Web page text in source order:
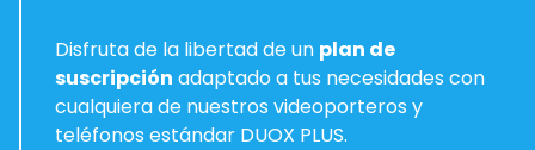
Disfruta de la libertad de un plan de
suscripción adaptado a tus necesidades con
cualquiera de nuestros videoporteros y
teléfonos estándar DUOX PLUS.